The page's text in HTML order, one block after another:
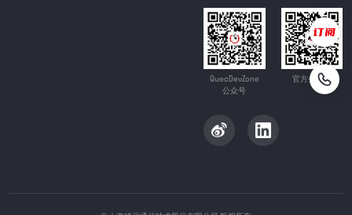
QuecDevZone
公众号
官方公众号